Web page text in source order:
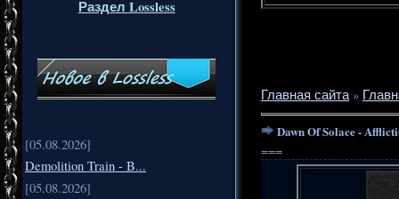
Раздел Lossless
[05.08.2026]
Demolition Train - B...
[05.08.2026]
Главная сайта»
Dawn Of Solace -
===